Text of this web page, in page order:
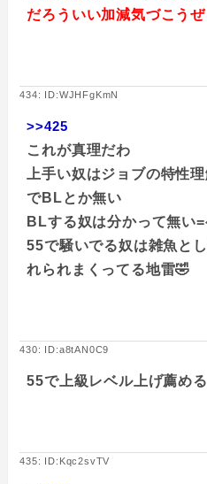
だろういい加減気づこうぜ
434: ID:WJHFgKmN
>>425
これが真理だわ
上手い奴はジョブの特性
でBLとか無い
BLする奴は分かって無い
55で騒いでる奴は雑魚と
れられまくってる地雷🤣
430: ID:a8tAN0C9
55で上級レベル上げ薦め
435: ID:Kqc2svTV